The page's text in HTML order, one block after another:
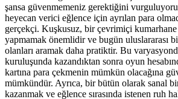
şansa güvenmemeniz gerektiğini
heyecan verici eğlence için ayrılan para
gerçekçi. Kuşkusuz, bir çevrimiçi kumarhane
yapmamak önemlidir ve bugün uluslararası
olanları aramak daha pratiktir. Bu
kuruluşunda kazandıktan sonra oyun
kartına para çekmenin mümkün olacağına
mümkündür. Ayrıca, bir bütün olarak sanal
kazanmak ve eğlence sırasında istenen ruh